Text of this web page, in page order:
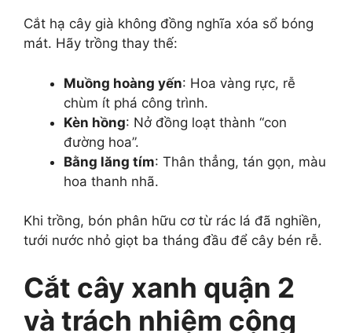
Cắt hạ cây già không đồng nghĩa xóa sổ bóng
mát. Hãy trồng thay thế:
Muồng hoàng yến: Hoa vàng rực, rễ
chùm ít phá công trình.
Kèn hồng: Nở đồng loạt thành “con
đường hoa”.
Bằng lăng tím: Thân thẳng, tán gọn, màu
hoa thanh nhã.
Khi trồng, bón phân hữu cơ từ rác lá đã nghiền,
tưới nước nhỏ giọt ba tháng đầu để cây bén rễ.
Cắt cây xanh quận 2
và trách nhiệm cộng